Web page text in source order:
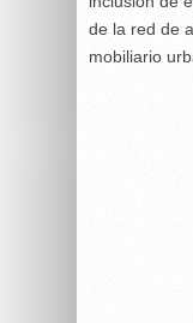
de la red de
mobiliario